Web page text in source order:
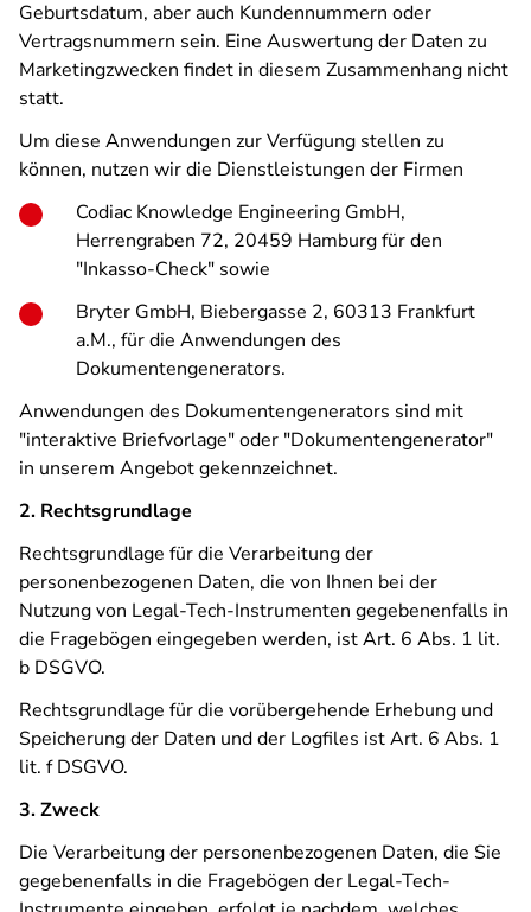
Geburtsdatum, aber auch Kundennummern oder
Vertragsnummern sein. Eine Auswertung der Daten zu
Marketingzwecken findet in diesem Zusammenhang nicht
statt.
Um diese Anwendungen zur Verfügung stellen zu
können, nutzen wir die Dienstleistungen der Firmen
Codiac Knowledge Engineering GmbH,
Herrengraben 72, 20459 Hamburg für den
"Inkasso-Check" sowie
Bryter GmbH, Biebergasse 2, 60313 Frankfurt
a.M., für die Anwendungen des
Dokumentengenerators.
Anwendungen des Dokumentengenerators sind mit
"interaktive Briefvorlage" oder "Dokumentengenerator"
in unserem Angebot gekennzeichnet.
2. Rechtsgrundlage
Rechtsgrundlage für die Verarbeitung der
personenbezogenen Daten, die von Ihnen bei der
Nutzung von Legal-Tech-Instrumenten gegebenenfalls in
die Fragebögen eingegeben werden, ist Art. 6 Abs. 1 lit.
b DSGVO.
Rechtsgrundlage für die vorübergehende Erhebung und
Speicherung der Daten und der Logfiles ist Art. 6 Abs. 1
lit. f DSGVO.
3. Zweck
Die Verarbeitung der personenbezogenen Daten, die Sie
gegebenenfalls in die Fragebögen der Legal-Tech-